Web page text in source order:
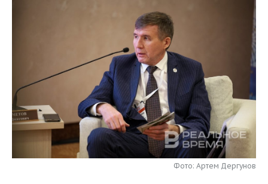
НЕФТЬ
ОПК
ЭНЕРГЕТИКА
РОЗНИЧНАЯ ТОРГОВЛЯ
ТРАНСПОРТ
УСЛУГИ
НОВОСТИ ТЕХНОЛОГИЙ
IT
МЕДИА
ТЕЛЕКОММУНИКАЦИИ
МЕРОПРИЯТИЯ
НОВОСТИ МЕРОПРИЯТИЙ
ВЫЕЗДНАЯ РЕДАКЦИЯ
БИЗНЕС-БРАНЧИ
СПОРТ
НОВОСТИ СПОРТА
ФУТБОЛ
ОБЩЕСТВО
НОВОСТИ ОБЩЕСТВА
ФОТОГАЛЕРЕЯ
Фото: Артем Дергунов